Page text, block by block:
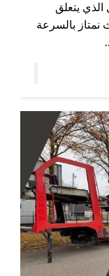
يتعلق
بالسرعة